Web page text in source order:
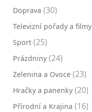
Doprava (30)
Televizní pořady a filmy
Sport (25)
Prázdniny (24)
Zelenina a Ovoce (23)
Hračky a panenky (20)
Přírodní a Krajina (16)